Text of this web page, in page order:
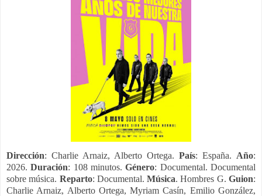
Dirección: Charlie Arnaiz, Alberto Ortega. País: España. Año:
2026.Duración: 108 minutos.Género: Documental. Documental
sobre música. Reparto: Documental.Música. Hombres G.Guion:
Charlie Arnaiz, Alberto Ortega, Myriam Casín, Emilio González,